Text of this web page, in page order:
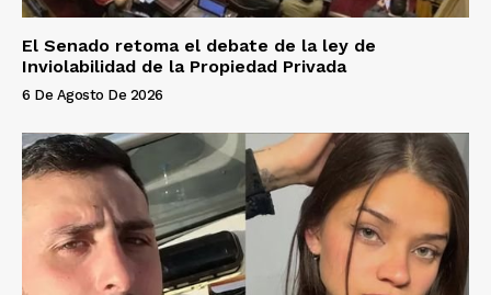
El Senado retoma el debate de la ley de
Inviolabilidad de la Propiedad Privada
6 De Agosto De 2026